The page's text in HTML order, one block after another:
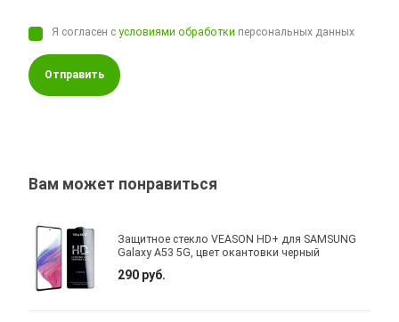
Я согласен сусловиями обработки персональных данных
Отправить
Вам может понравиться
Защитное стекло VEASON HD+ для SAMSUNG
Galaxy A53 5G, цвет окантовки черный
290 руб.